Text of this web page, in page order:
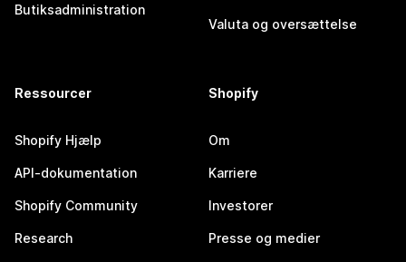
Butiksadministration
Valuta og oversættelse
Ressourcer
Shopify Hjælp
API-dokumentation
Shopify Community
Research
Shopify
Om
Karriere
Investorer
Presse og medier